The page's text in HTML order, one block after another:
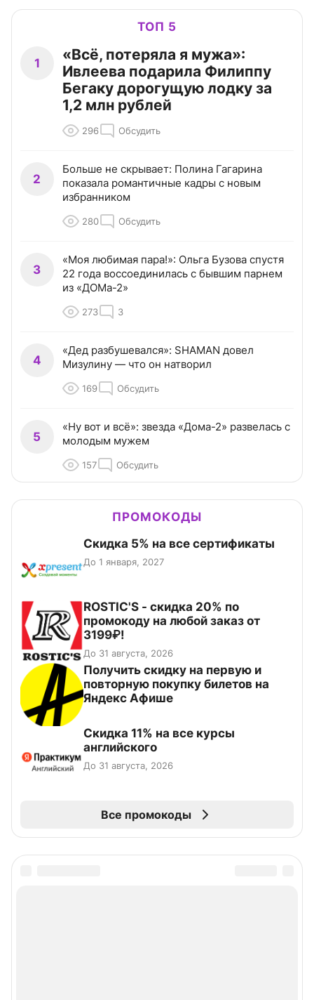
ТОП 5
1
«Всё, потеряла я мужа»:
Ивлеева подарила Филиппу
Бегаку дорогущую лодку за
1,2 млн рублей
296 Обсудить
2
Больше не скрывает: Полина Гагарина
показала романтичные кадры с новым
избранником
280 Обсудить
3
«Моя любимая пара!»: Ольга Бузова спустя
22 года воссоединилась с бывшим парнем
из «ДОМа-2»
273 3
4
«Дед разбушевался»: SHAMAN довел
Мизулину — что он натворил
169 Обсудить
5
«Ну вот и всё»: звезда «Дома-2» развелась с
молодым мужем
157 Обсудить
ПРОМОКОДЫ
Скидка 5% на все сертификаты
До 1 января, 2027
ROSTIC'S - скидка 20% по
промокоду на любой заказ от
3199₽!
До 31 августа, 2026
Получить скидку на первую и
повторную покупку билетов на
Яндекс Афише
Скидка 11% на все курсы
английского
До 31 августа, 2026
Все промокоды